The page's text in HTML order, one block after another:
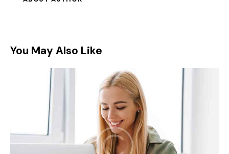
You May Also Like